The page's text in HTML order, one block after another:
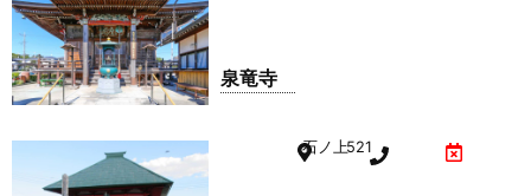
泉竜寺
石ノ上521